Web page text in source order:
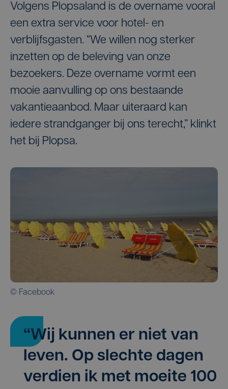
Volgens Plopsaland is de overname vooral
een extra service voor hotel- en
verblijfsgasten. “We willen nog sterker
inzetten op de beleving van onze
bezoekers. Deze overname vormt een
mooie aanvulling op ons bestaande
vakantieaanbod. Maar uiteraard kan
iedere strandganger bij ons terecht,” klinkt
het bij Plopsa.
© Facebook
“Wij kunnen er niet van
leven. Op slechte dagen
verdien ik met moeite 100